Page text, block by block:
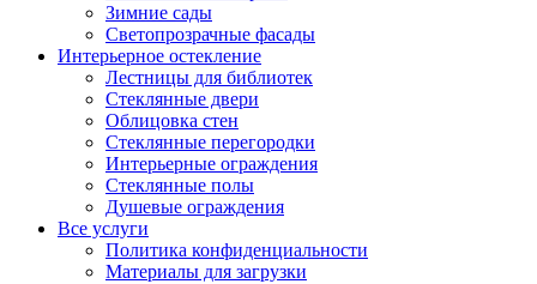
Зимние сады
Светопрозрачные фасады
Интерьерное остекление
Лестницы для библиотек
Стеклянные двери
Облицовка стен
Стеклянные перегородки
Интерьерные ограждения
Стеклянные полы
Душевые ограждения
Все услуги
Политика конфиденциальности
Материалы для загрузки